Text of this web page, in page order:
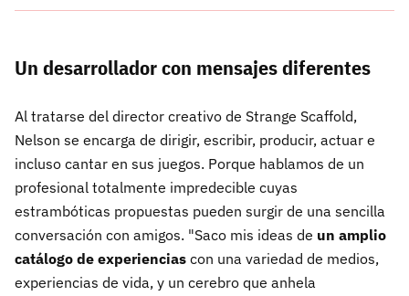
Un desarrollador con mensajes diferentes
Al tratarse del director creativo de Strange Scaffold,
Nelson se encarga de dirigir, escribir, producir, actuar e
incluso cantar en sus juegos. Porque hablamos de un
profesional totalmente impredecible cuyas
estrambóticas propuestas pueden surgir de una sencilla
conversación con amigos. "Saco mis ideas de un amplio
catálogo de experiencias con una variedad de medios,
experiencias de vida, y un cerebro que anhela